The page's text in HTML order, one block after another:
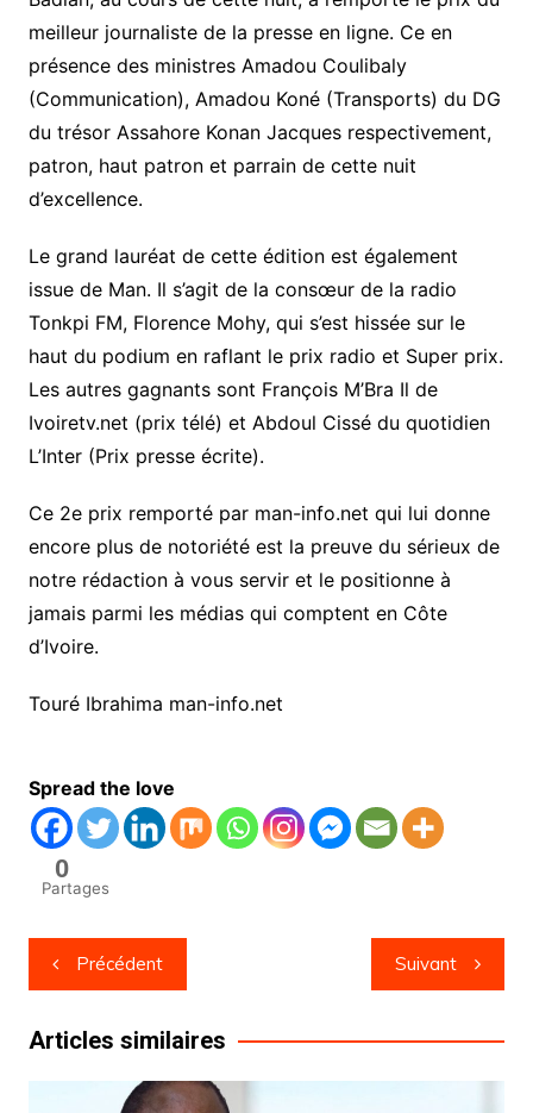
meilleur journaliste de la presse en ligne. Ce en
présence des ministres Amadou Coulibaly
(Communication), Amadou Koné (Transports) du DG
du trésor Assahore Konan Jacques respectivement,
patron, haut patron et parrain de cette nuit
d’excellence.
Le grand lauréat de cette édition est également
issue de Man. Il s’agit de la consœur de la radio
Tonkpi FM, Florence Mohy, qui s’est hissée sur le
haut du podium en raflant le prix radio et Super prix.
Les autres gagnants sont François M’Bra Il de
Ivoiretv.net (prix télé) et Abdoul Cissé du quotidien
L’Inter (Prix presse écrite).
Ce 2e prix remporté par man-info.net qui lui donne
encore plus de notoriété est la preuve du sérieux de
notre rédaction à vous servir et le positionne à
jamais parmi les médias qui comptent en Côte
d’Ivoire.
Touré Ibrahima man-info.net
Spread the love
0
Partages
Navigation
de
l’article
Précédent Suivant
Articles similaires